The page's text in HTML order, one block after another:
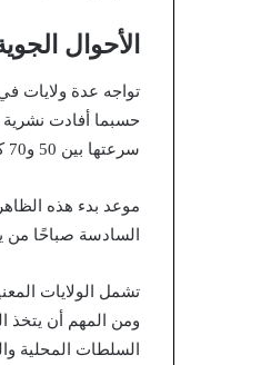
الأحوال
حسبما أفادت نشرية
سرعتها بين 50 و70 كيلومترًا في الساعة.
موعد بدء هذه
السادسة صباحًا من
تشمل الولايات
ومن المهم أن يتخذ
السلطات المحلية